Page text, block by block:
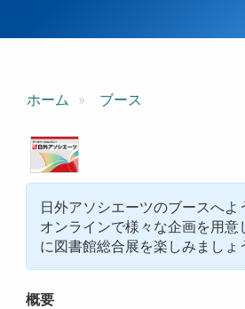
ホーム ブース
日外アソシエーツのブースへよ
オンラインで様々な企画を用意
に図書館総合展を楽しみましょ
概要